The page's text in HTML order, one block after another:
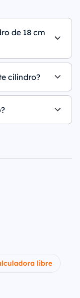
de 18 cm
cilindro?
libre